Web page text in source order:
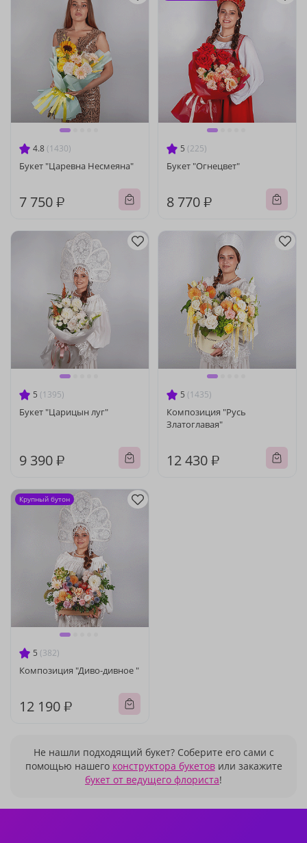
4.8 (1430)
Букет "Царевна Несмеяна"
7 750 ₽
5 (225)
Букет "Огнецвет"
8 770 ₽
5 (1395)
Букет "Царицын луг"
9 390 ₽
5 (1435)
Композиция "Русь
Златоглавая"
12 430 ₽
5 (382)
Композиция "Диво-дивное "
12 190 ₽
Крупный бутон
Не нашли подходящий букет? Соберите его сами с
помощью нашего конструктора букетовили закажите
букет от ведущего флориста!